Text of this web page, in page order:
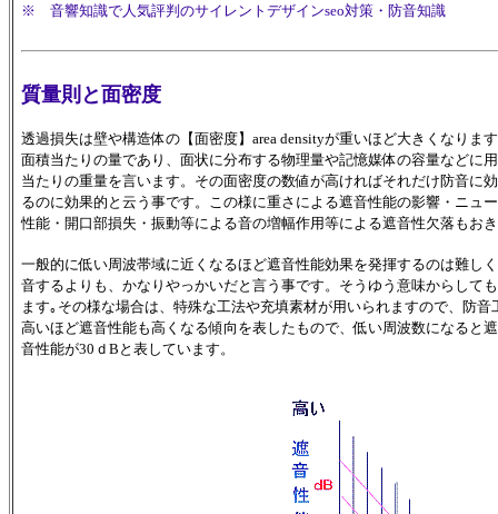
※ 音響知識で人気評判のサイレントデザインseo対策・防音知識
質量則と面密度
透過損失は壁や構造体の【面密度】area densityが重いほど大きくなり
面積当たりの量であり、面状に分布する物理量や記憶媒体の容量などに
当たりの重量を言います。その面密度の数値が高ければそれだけ防音に
るのに効果的と云う事です。この様に重さによる遮音性能の影響・ニュ
性能・開口部損失・振動等による音の増幅作用等による遮音性欠落もお
一般的に低い周波帯域に近くなるほど遮音性能効果を発揮するのは難し
音するよりも、かなりやっかいだと言う事です。そうゆう意味からして
ます｡その様な場合は、特殊な工法や充填素材が用いられますので、防
高いほど遮音性能も高くなる傾向を表したもので、低い周波数になると
音性能が30ｄBと表しています。